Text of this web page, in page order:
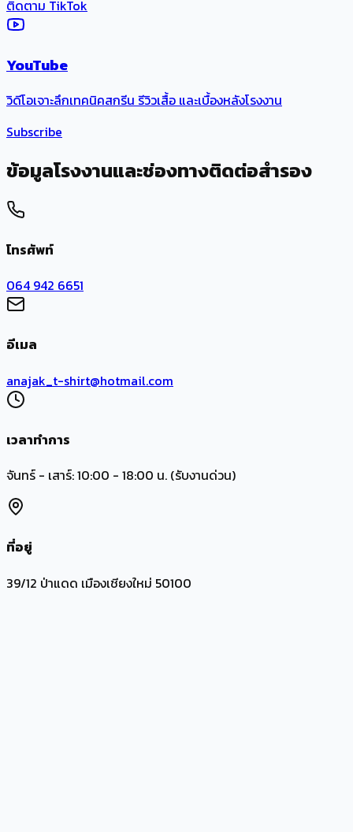
ติดตาม TikTok
YouTube
วิดีโอเจาะลึกเทคนิคสกรีน รีวิวเสื้อ และเบื้องหลังโรงงาน
Subscribe
ข้อมูลโรงงานและช่องทางติดต่อสำรอง
โทรศัพท์
064 942 6651
อีเมล
anajak_t-shirt@hotmail.com
เวลาทำการ
จันทร์ - เสาร์: 10:00 - 18:00 น. (รับงานด่วน)
ที่อยู่
39/12 ป่าแดด เมืองเชียงใหม่ 50100